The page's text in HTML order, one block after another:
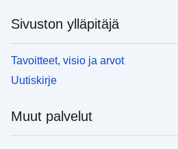
Sivuston ylläpitäjä
Tavoitteet, visio ja arvot
Uutiskirje
Muut palvelut